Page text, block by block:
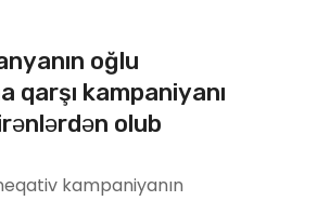
oğlu
qarşı kampaniyanı
olub
kampaniyanın